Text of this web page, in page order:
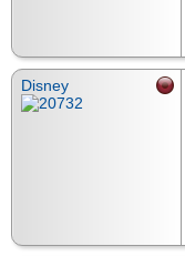
Disney